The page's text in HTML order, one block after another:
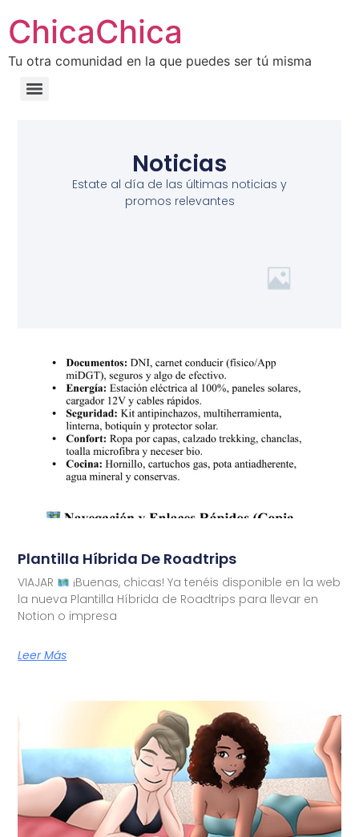
ChicaChica
Tu otra comunidad en la que puedes ser tú misma
Noticias
Estate al día de las últimas noticias y
promos relevantes
Plantilla Híbrida De Roadtrips
VIAJAR
¡Buenas, chicas! Ya tenéis disponible en la web
la nueva Plantilla Híbrida de Roadtrips para llevar en
Notion o impresa
Leer Más